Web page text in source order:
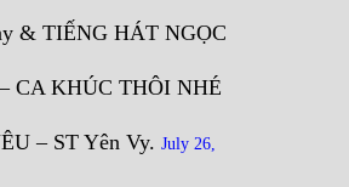
& TIẾNG HÁT NGỌC
CA KHÚC THÔI NHÉ
– ST Yên Vy. July 26,